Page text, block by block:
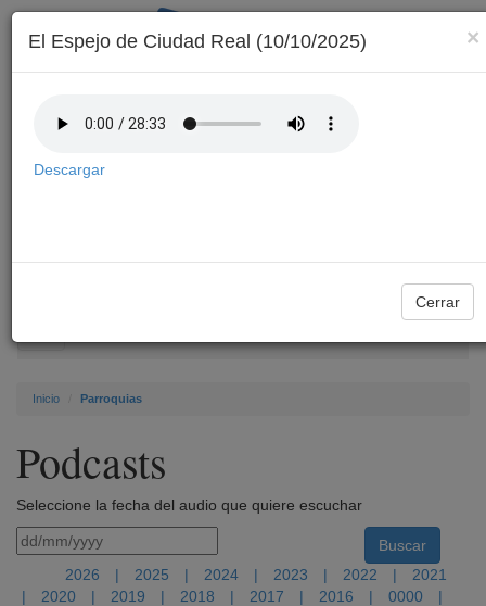
navigation
Inicio Parroquias
Podcasts
Seleccione la fecha del audio que quiere escuchar
2026 | 2025 | 2024 | 2023 | 2022 |
2021
|
2020 | 2019 | 2018 | 2017 | 2016 | 0000
|
×
El Espejo de Ciudad Real (10/10/2025)
Descargar
Cerrar